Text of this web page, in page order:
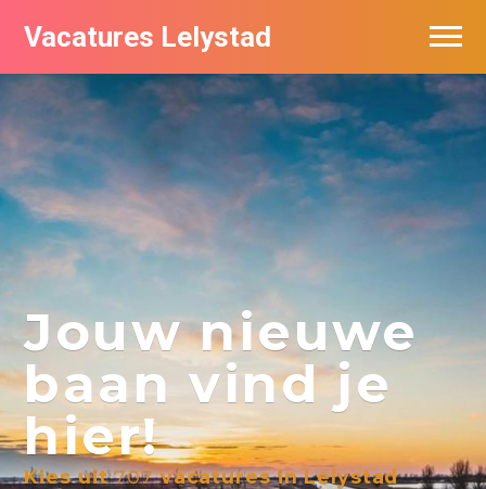
Vacatures Lelystad
Jouw nieuwe
baan vind je
hier!
Kies uit707vacatures in Lelystad
Vacatures per bedrijf in Lelystad
De populairste vacatures in Lelystad
Nieuwsbrief feed